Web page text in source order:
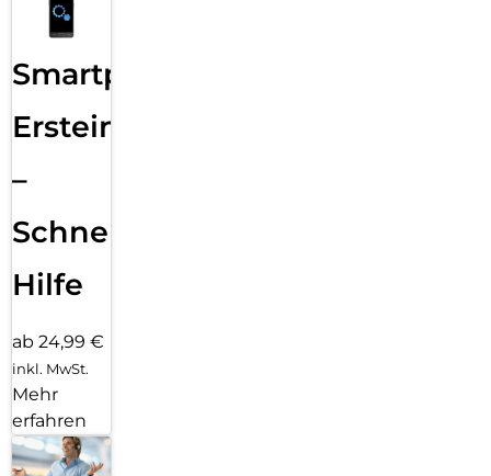
Smartphone
Ersteinrichtung
–
Schnelle
Hilfe
ab 24,99 €
inkl. MwSt.
Mehr
erfahren